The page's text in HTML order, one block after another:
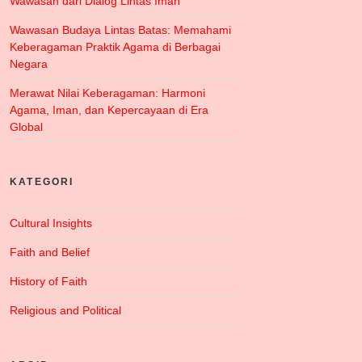
Wawasan Budaya Lintas Batas: Memahami
Keberagaman Praktik Agama di Berbagai
Negara
Merawat Nilai Keberagaman: Harmoni
Agama, Iman, dan Kepercayaan di Era
Global
KATEGORI
Cultural Insights
Faith and Belief
History of Faith
Religious and Political